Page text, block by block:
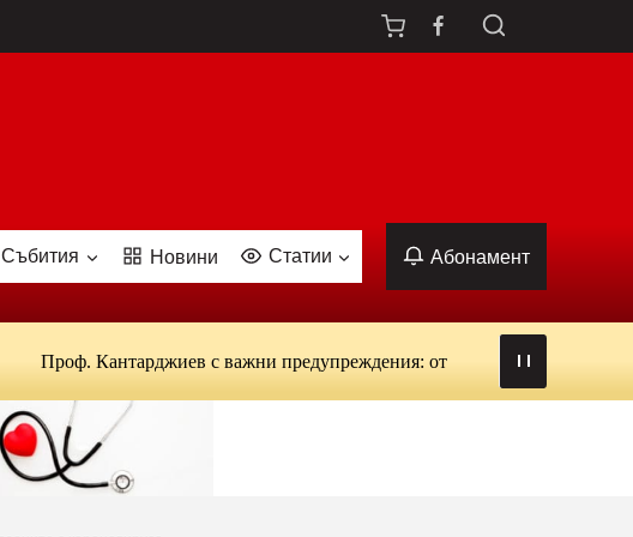
Събития Новини Статии Абонамент
Кантарджиев с важни предупреждения: от вируси и ухапвания от